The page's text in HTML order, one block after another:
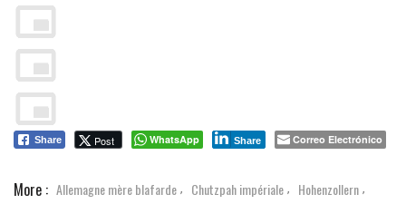
Share Post WhatsApp Share Correo Electrónico
More : Allemagne mère blafarde , Chutzpah impériale , Hohenzollern ,